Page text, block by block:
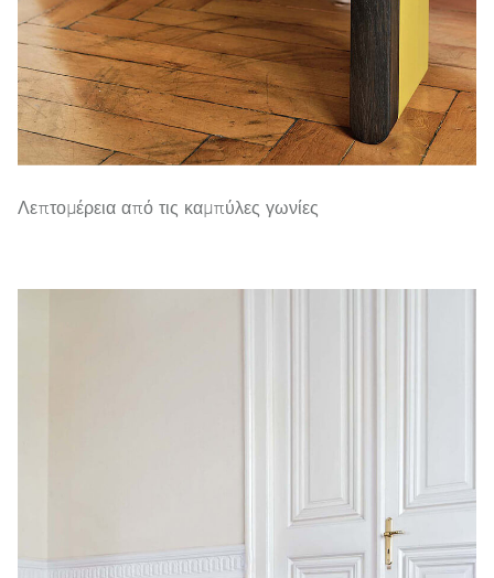
Λεπτομέρεια από τις καμπύλες γωνίες